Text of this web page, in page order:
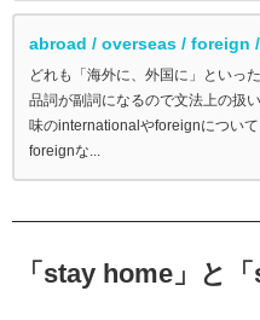
abroad / overseas / foreign
どれも「海外に、外国に」といっ
品詞が副詞になるので文法上の扱
味のinternationalやforeignについ
foreignな...
「stay home」と